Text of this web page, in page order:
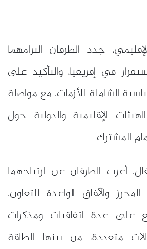
جدد الطرفان التزامهما
في إفريقيا، والتأكيد على
الشاملة للأزمات، مع مواصلة
الإقليمية والدولية حول
المشترك.
أعرب الطرفان عن ارتياحهما
والآفاق الواعدة للتعاون،
على عدة اتفاقيات ومذكرات
متعددة، من بينها الطاقة